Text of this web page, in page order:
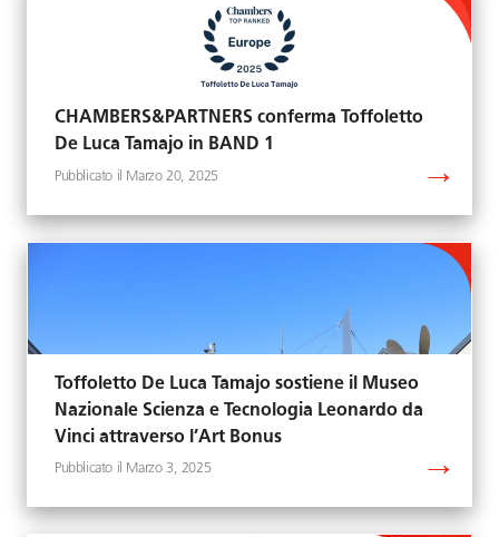
CHAMBERS&PARTNERS conferma Toffoletto
De Luca Tamajo in BAND 1
Marzo 20, 2025
Toffoletto De Luca Tamajo sostiene il Museo
Nazionale Scienza e Tecnologia Leonardo da
Vinci attraverso l’Art Bonus
Marzo 3, 2025